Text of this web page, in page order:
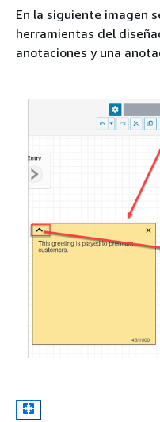
En la siguiente imagen
herramientas del
anotaciones y una